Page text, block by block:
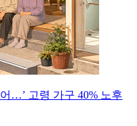
…’ 고령 가구 40% 노후